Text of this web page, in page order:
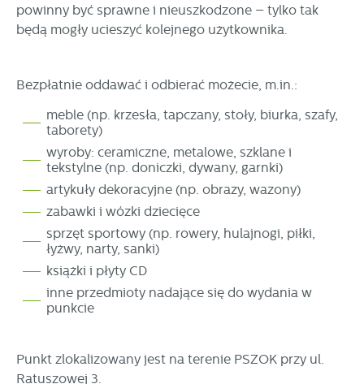
powinny być sprawne i nieuszkodzone – tylko tak
będą mogły ucieszyć kolejnego użytkownika.
Bezpłatnie oddawać i odbierać możecie, m.in.:
meble (np. krzesła, tapczany, stoły, biurka, szafy,
taborety)
wyroby: ceramiczne, metalowe, szklane i
tekstylne (np. doniczki, dywany, garnki)
artykuły dekoracyjne (np. obrazy, wazony)
zabawki i wózki dziecięce
sprzęt sportowy (np. rowery, hulajnogi, piłki,
łyżwy, narty, sanki)
książki i płyty CD
inne przedmioty nadające się do wydania w
punkcie
Punkt zlokalizowany jest na terenie PSZOK przy ul.
Ratuszowej 3.
internetowej. Treści promocyjne mogą pojawić się na
stronach podmiotów trzecich lub firm będących naszymi
społecznościowych.